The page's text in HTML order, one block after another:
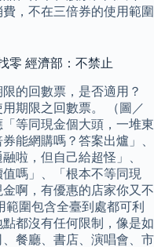
，不在三倍券的使用範圍
零 經濟部：不禁止
的回數票，是否適用？
期限之回數票。 （圖／
等同現金個大頭，一堆東
能網購嗎？答案出爐」、
啦，但自己給超怪」、
嗎」、「根本不等同現
啊，有優惠的店家你又不
圍包含全臺到處都可利
都沒有任何限制，像是如
餐廳、書店、演唱會、市